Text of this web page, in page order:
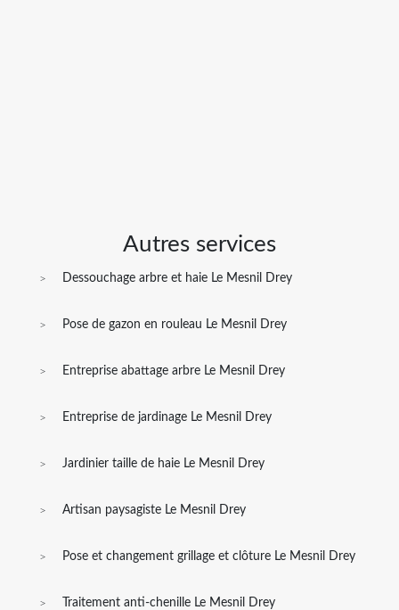
Autres services
Dessouchage arbre et haie Le Mesnil Drey
Pose de gazon en rouleau Le Mesnil Drey
Entreprise abattage arbre Le Mesnil Drey
Entreprise de jardinage Le Mesnil Drey
Jardinier taille de haie Le Mesnil Drey
Artisan paysagiste Le Mesnil Drey
Pose et changement grillage et clôture Le Mesnil Drey
Traitement anti-chenille Le Mesnil Drey